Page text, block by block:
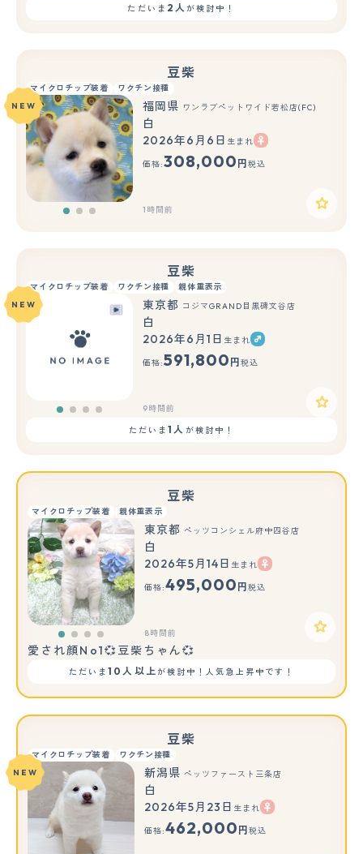
ただいま 2人が検討中！
豆柴
マイクロチップ装着 ワクチン接種
もっと見る
NEW 福岡県 ワンラブペットワイド若松店(FC)
白
2026年6月6日 生まれ
価格:308,000 円 税込
1時間前
豆柴
マイクロチップ装着 ワクチン接種
親体重表示
NEW
東京都 コジマGRAND目黒碑文谷店
白
2026年6月1日 生まれ
価格:591,800 円 税込
9時間前
ただいま1人 が検討中！
豆柴
マイクロチップ装着 親体重表示
東京都 ペッツコンシェル府中四谷店
白
2026年5月14日 生まれ
価格:495,000 円 税込
8時間前
愛され顔No1💞豆柴ちゃん💞
ただいま10人以上が検討中！人気急上昇中です！
豆柴
マイクロチップ装着 ワクチン接種
もっと見る
NEW 新潟県 ペッツファースト三条店
白
2026年5月23日 生まれ
価格:462,000 円 税込